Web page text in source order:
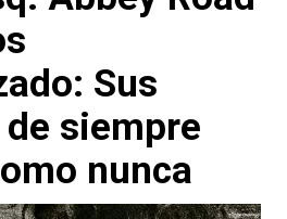
Sus
siempre
nunca